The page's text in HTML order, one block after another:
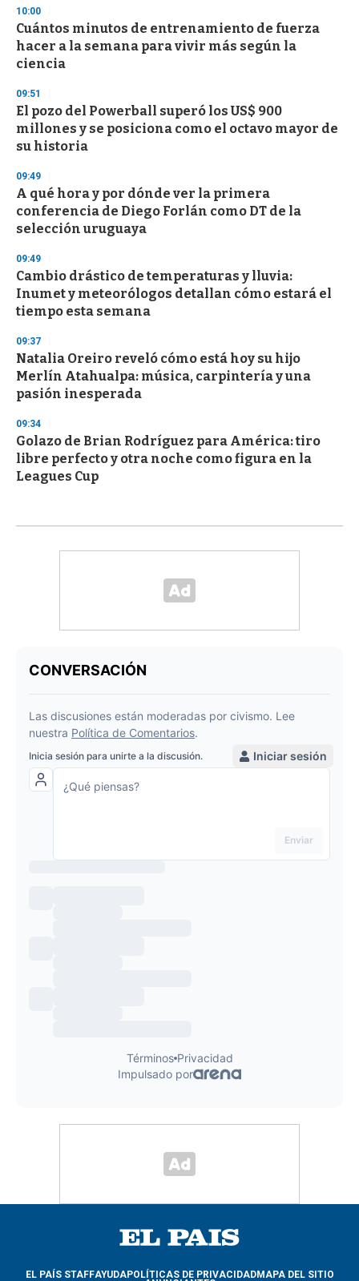
d
s
10:00
Cuántos minutos de entrenamiento de fuerza
hacer a la semana para vivir más según la
ciencia
09:51
El pozo del Powerball superó los US$ 900
millones y se posiciona como el octavo mayor de
su historia
09:49
A qué hora y por dónde ver la primera
conferencia de Diego Forlán como DT de la
selección uruguaya
09:49
Cambio drástico de temperaturas y lluvia:
Inumet y meteorólogos detallan cómo estará el
tiempo esta semana
09:37
Natalia Oreiro reveló cómo está hoy su hijo
Merlín Atahualpa: música, carpintería y una
pasión inesperada
09:34
Golazo de Brian Rodríguez para América: tiro
libre perfecto y otra noche como figura en la
Leagues Cup
EL PAÍS STAFFAYUDAPOLÍTICAS DE PRIVACIDADMAPA DEL SITIO